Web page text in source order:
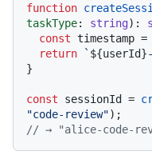
function
taskType: string):
const timestamp =
return
` ${userId}-
}
const sessionId =
"code-review"
// → "alice-code-